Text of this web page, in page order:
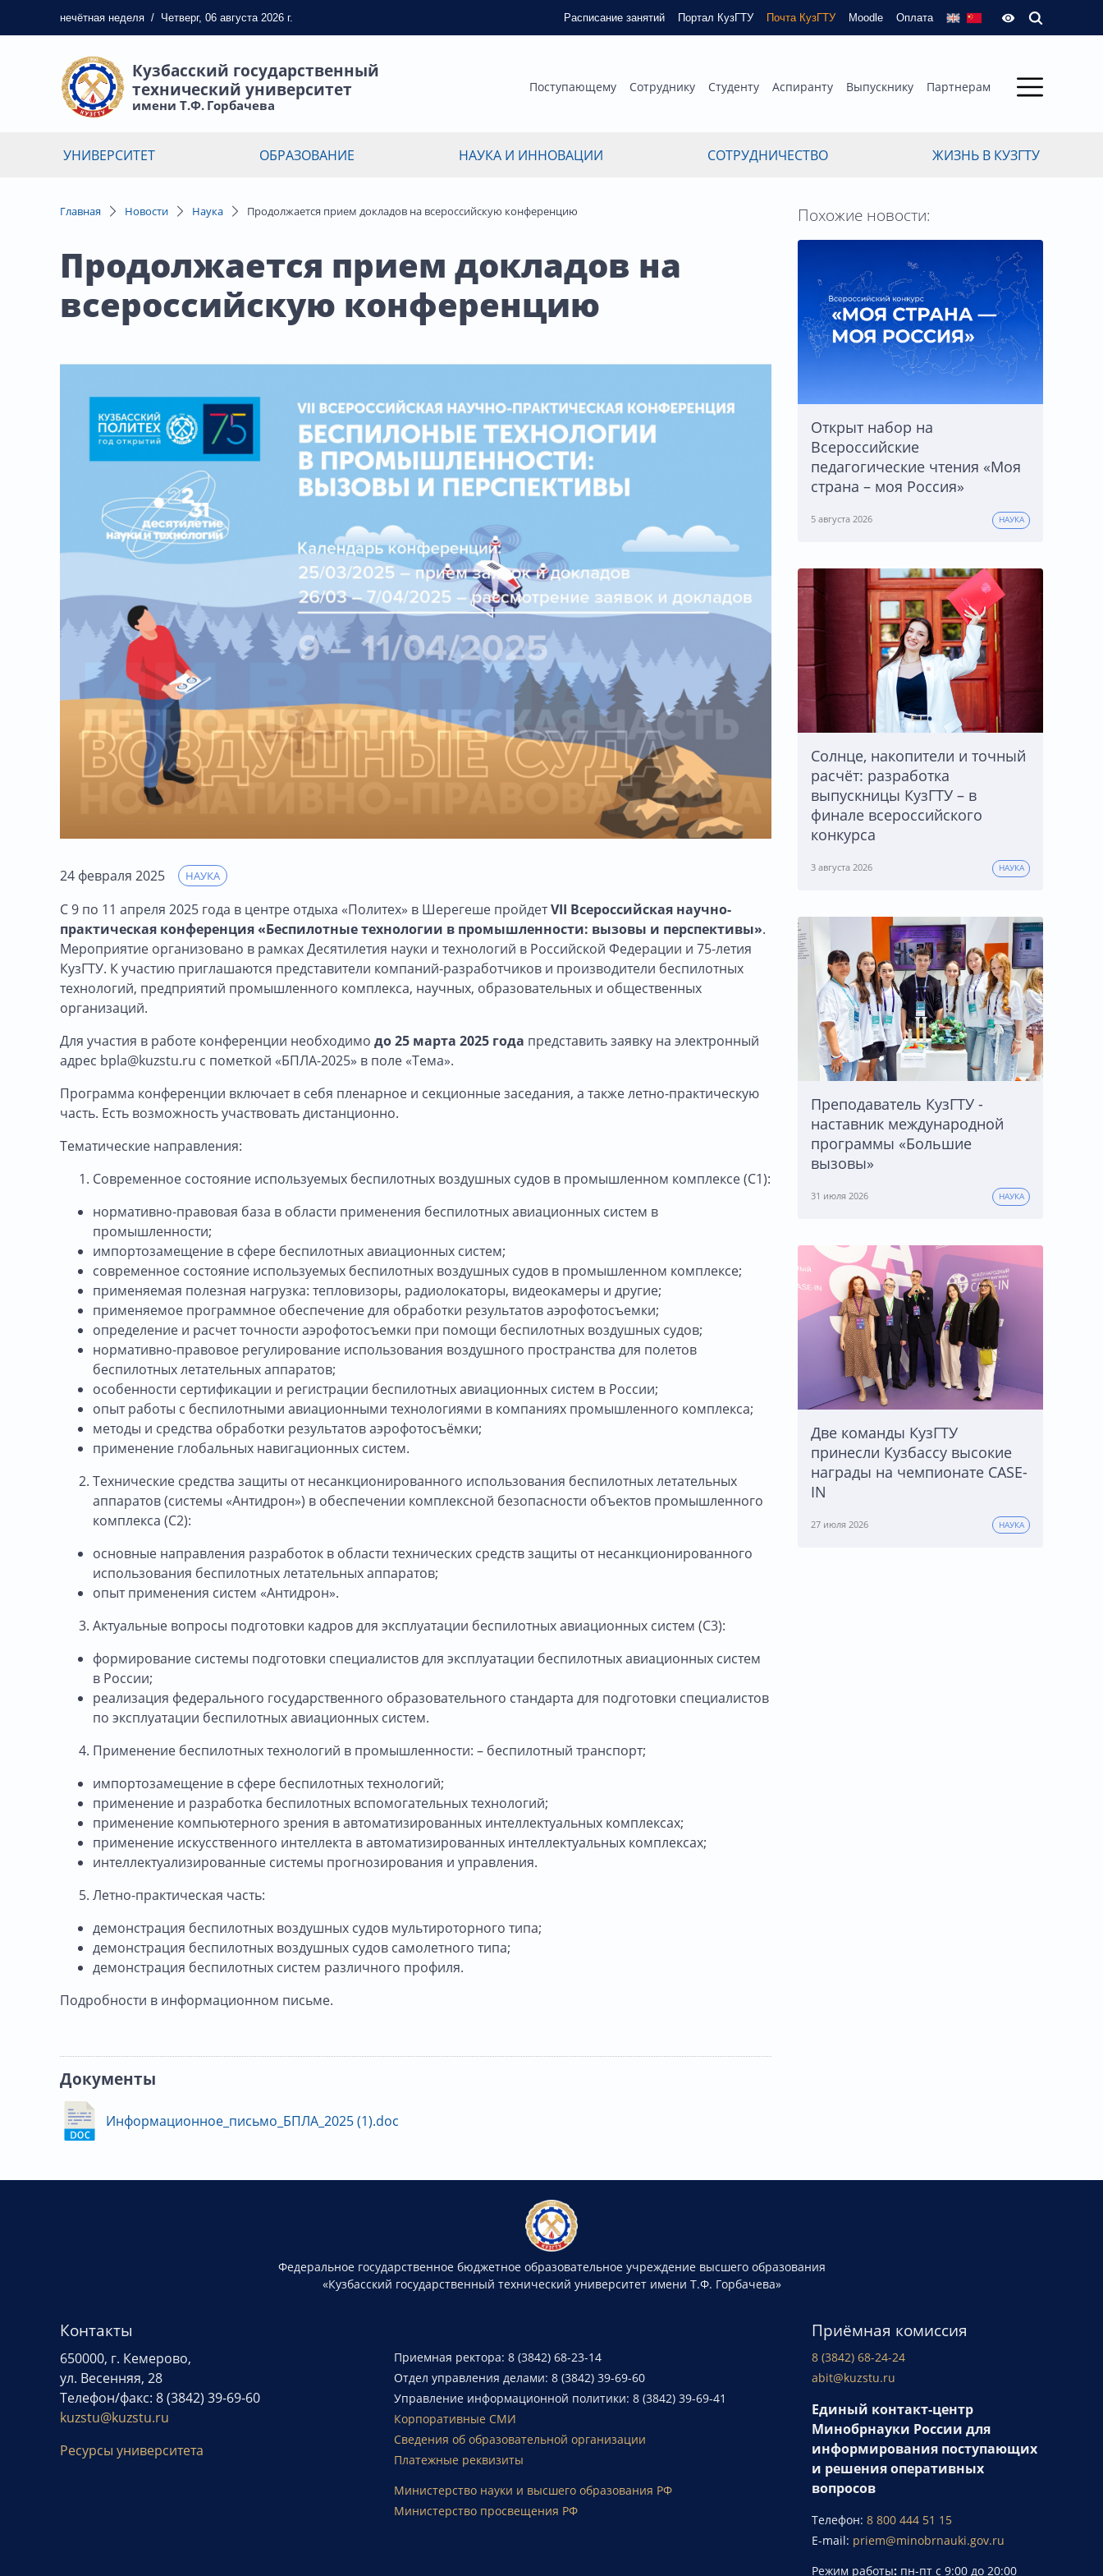
нечётная неделя / Четверг, 06 августа 2026 г. Расписание занятий Портал КузГТУ Почта КузГТУ Moodle Оплата
Кузбасский государственный
технический университет
имени Т.Ф. Горбачева
Поступающему Сотруднику Студенту Аспиранту Выпускнику Партнерам
УНИВЕРСИТЕТ ОБРАЗОВАНИЕ НАУКА И ИННОВАЦИИ СОТРУДНИЧЕСТВО ЖИЗНЬ В КУЗГТУ
Главная Новости Наука Продолжается прием докладов на всероссийскую конференцию
Продолжается прием докладов на
всероссийскую конференцию
24 февраля 2025 НАУКА
С 9 по 11 апреля 2025 года в центре отдыха «Политех» в Шерегеше пройдетVII Всероссийская научно-
практическая конференция «Беспилотные технологии в промышленности: вызовы и перспективы».
Мероприятие организовано в рамках Десятилетия науки и технологий в Российской Федерации и 75-летия
КузГТУ. К участию приглашаются представители компаний-разработчиков и производители беспилотных
технологий, предприятий промышленного комплекса, научных, образовательных и общественных
организаций.
Для участия в работе конференции необходимо до 25 марта 2025 года представить заявку на электронный
адрес bpla@kuzstu.ru с пометкой «БПЛА-2025» в поле «Тема».
Программа конференции включает в себя пленарное и секционные заседания, а также летно-практическую
часть. Есть возможность участвовать дистанционно.
Тематические направления:
Современное состояние используемых беспилотных воздушных судов в промышленном комплексе (С1):
нормативно-правовая база в области применения беспилотных авиационных систем в
промышленности;
импортозамещение в сфере беспилотных авиационных систем;
современное состояние используемых беспилотных воздушных судов в промышленном комплексе;
применяемая полезная нагрузка: тепловизоры, радиолокаторы, видеокамеры и другие;
применяемое программное обеспечение для обработки результатов аэрофотосъемки;
определение и расчет точности аэрофотосъемки при помощи беспилотных воздушных судов;
нормативно-правовое регулирование использования воздушного пространства для полетов
беспилотных летательных аппаратов;
особенности сертификации и регистрации беспилотных авиационных систем в России;
опыт работы с беспилотными авиационными технологиями в компаниях промышленного комплекса;
методы и средства обработки результатов аэрофотосъёмки;
применение глобальных навигационных систем.
Технические средства защиты от несанкционированного использования беспилотных летательных
аппаратов (системы «Антидрон») в обеспечении комплексной безопасности объектов промышленного
комплекса (С2):
основные направления разработок в области технических средств защиты от несанкционированного
использования беспилотных летательных аппаратов;
опыт применения систем «Антидрон».
Актуальные вопросы подготовки кадров для эксплуатации беспилотных авиационных систем (С3):
формирование системы подготовки специалистов для эксплуатации беспилотных авиационных систем
в России;
реализация федерального государственного образовательного стандарта для подготовки специалистов
по эксплуатации беспилотных авиационных систем.
Применение беспилотных технологий в промышленности: – беспилотный транспорт;
импортозамещение в сфере беспилотных технологий;
применение и разработка беспилотных вспомогательных технологий;
применение компьютерного зрения в автоматизированных интеллектуальных комплексах;
применение искусственного интеллекта в автоматизированных интеллектуальных комплексах;
интеллектуализированные системы прогнозирования и управления.
Летно-практическая часть:
демонстрация беспилотных воздушных судов мультироторного типа;
демонстрация беспилотных воздушных судов самолетного типа;
демонстрация беспилотных систем различного профиля.
Подробности в информационном письме.
Документы
Информационное_письмо_БПЛА_2025 (1).doc
Похожие новости:
Открыт набор на
Всероссийские
педагогические чтения «Моя
страна – моя Россия»
5 августа 2026 НАУКА
Солнце, накопители и точный
расчёт: разработка
выпускницы КузГТУ – в
финале всероссийского
конкурса
3 августа 2026 НАУКА
Преподаватель КузГТУ -
наставник международной
программы «Большие
вызовы»
31 июля 2026 НАУКА
Две команды КузГТУ
принесли Кузбассу высокие
награды на чемпионате CASE-
IN
27 июля 2026 НАУКА
Федеральное государственное бюджетное образовательное учреждение высшего образования
«Кузбасский государственный технический университет имени Т.Ф. Горбачева»
Контакты
650000, г. Кемерово,
ул. Весенняя, 28
Телефон/факс: 8 (3842) 39-69-60
kuzstu@kuzstu.ru
Ресурсы университета
Приемная ректора: 8 (3842) 68-23-14
Отдел управления делами: 8 (3842) 39-69-60
Управление информационной политики: 8 (3842) 39-69-41
Корпоративные СМИ
Сведения об образовательной организации
Платежные реквизиты
Министерство науки и высшего образования РФ
Министерство просвещения РФ
Приёмная комиссия
8 (3842) 68-24-24
abit@kuzstu.ru
Единый контакт-центр
Минобрнауки России для
информирования поступающих
и решения оперативных
вопросов
Телефон:8 800 444 51 15
E-mail: priem@minobrnauki.gov.ru
Режим работы: пн-пт с 9:00 до 20:00